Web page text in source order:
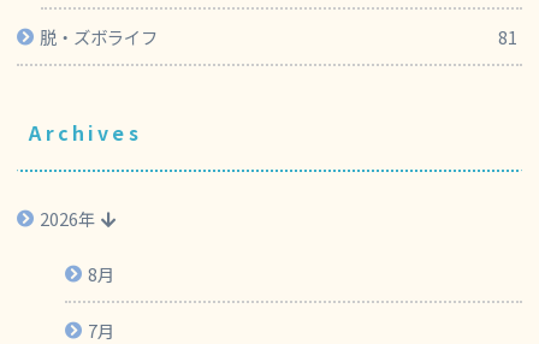
脱・ズボライフ 81
Archives
2026年
8月
7月